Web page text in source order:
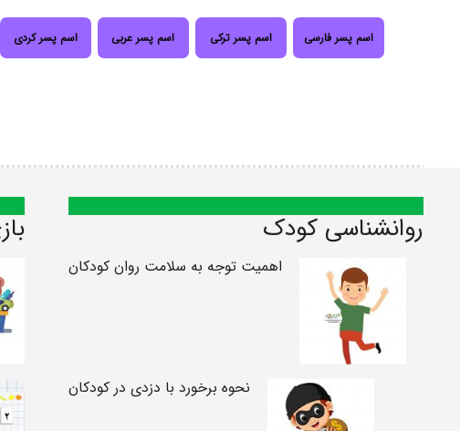
اسم پسر فارسی اسم پسر ترکی اسم پسر عربی اسم پسر کردی
روانشناسی کودک
اهمیت توجه به سلامت روان کودکان
نحوه برخورد با دزدی در کودکان